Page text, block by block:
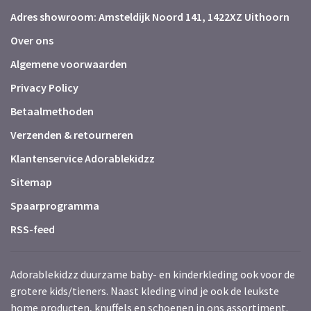
Adres showroom: Amsteldijk Noord 141, 1422XZ Uithoorn
Over ons
Algemene voorwaarden
Privacy Policy
Betaalmethoden
Verzenden & retourneren
Klantenservice Adorablekidzz
Sitemap
Spaarprogramma
RSS-feed
Adorablekidzz duurzame baby- en kinderkleding ook voor de
grotere kids/tieners. Naast kleding vind je ook de leukste
home producten, knuffels en schoenen in ons assortiment.